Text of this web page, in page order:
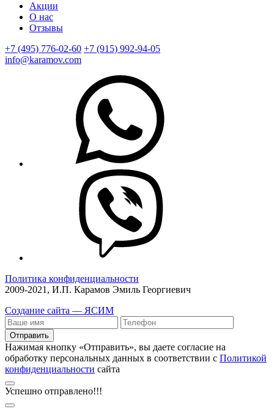
Акции
О нас
Отзывы
+7 (495) 776-02-60 +7 (915) 992-94-05
info@karamov.com
Политика конфиденциальности
2009-2021, И.П. Карамов Эмиль Георгиевич
Создание сайта — ЯСИМ
Отправить
Нажимая кнопку «Отправить», вы даете согласие на
обработку персональных данных в соответствии с Политикой
конфиденциальности сайта
Успешно отправлено!!!